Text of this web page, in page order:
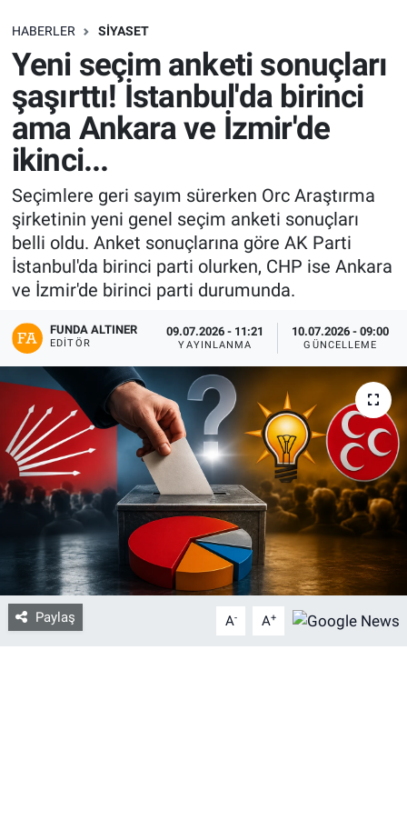
HABERLER SIYASET
Yeni seçim anketi sonuçları
şaşırttı! İstanbul'da birinci
ama Ankara ve İzmir'de
ikinci...
Seçimlere geri sayım sürerken Orc Araştırma
şirketinin yeni genel seçim anketi sonuçları
belli oldu. Anket sonuçlarına göre AK Parti
İstanbul'da birinci parti olurken, CHP ise Ankara
ve İzmir'de birinci parti durumunda.
FUNDA ALTINER
EDITÖR
09.07.2026 - 11:21
YAYINLANMA
10.07.2026 - 09:00
GÜNCELLEME
Paylaş A- A+
SAĞLIK
EKONOMİ
EĞİTİM
ÖZEL HABER
Keşfet
ASTROLOJİ
İLAN
Bize ulaşın
İletişim/Künye
Yaşam
Gözden Kaçmasın
İletişim (Künye)